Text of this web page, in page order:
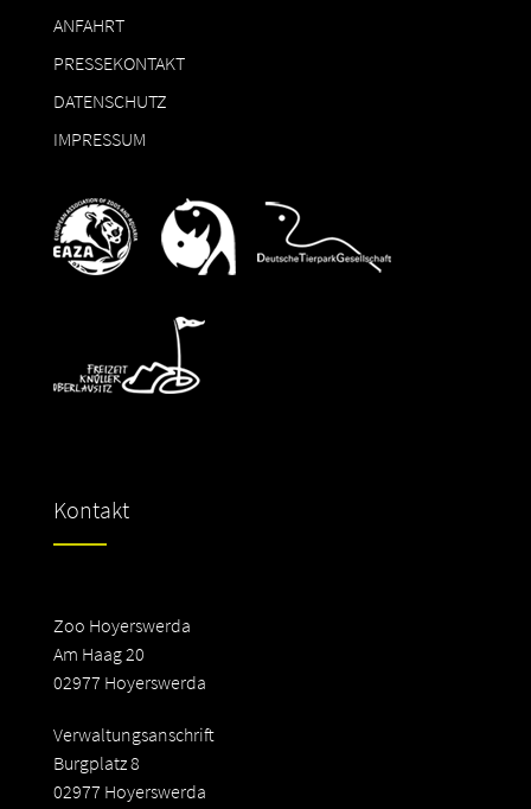
ANFAHRT
PRESSEKONTAKT
DATENSCHUTZ
IMPRESSUM
Kontakt
Zoo Hoyerswerda
Am Haag 20
02977 Hoyerswerda
Verwaltungsanschrift
Burgplatz 8
02977 Hoyerswerda